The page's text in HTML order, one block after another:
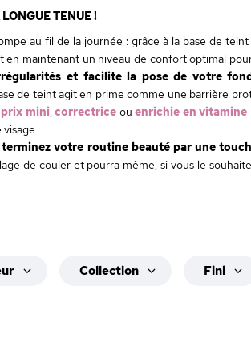
TENUE !
au fil de la journée : grâce à la base de
maintenant un niveau de confort optimal
et facilite la pose de votre
de teint agit en prime comme une barrière
prix mini,correctrice ouenrichie en vitamine
terminez votre routine beauté par une
de couler et pourra même, si vous le
Collection Fini